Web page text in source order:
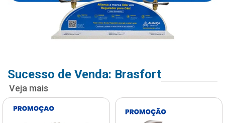
Sucesso de Venda: Brasfort
Veja mais